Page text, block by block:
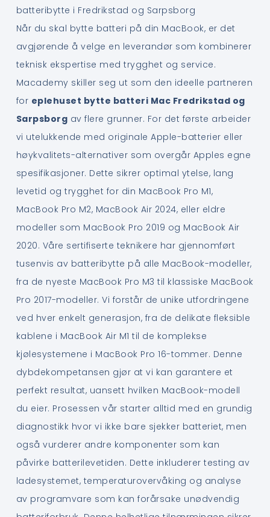
batteribytte i Fredrikstad og Sarpsborg
Når du skal bytte batteri på din MacBook, er det
avgjørende å velge en leverandør som kombinerer
teknisk ekspertise med trygghet og service.
Macademy skiller seg ut som den ideelle partneren
for eplehuset bytte batteri Mac Fredrikstad og
Sarpsborg av flere grunner. For det første arbeider
vi utelukkende med originale Apple-batterier eller
høykvalitets-alternativer som overgår Apples egne
spesifikasjoner. Dette sikrer optimal ytelse, lang
levetid og trygghet for din MacBook Pro M1,
MacBook Pro M2, MacBook Air 2024, eller eldre
modeller som MacBook Pro 2019 og MacBook Air
2020. Våre sertifiserte teknikere har gjennomført
tusenvis av batteribytte på alle MacBook-modeller,
fra de nyeste MacBook Pro M3 til klassiske MacBook
Pro 2017-modeller. Vi forstår de unike utfordringene
ved hver enkelt generasjon, fra de delikate fleksible
kablene i MacBook Air M1 til de komplekse
kjølesystemene i MacBook Pro 16-tommer. Denne
dybdekompetansen gjør at vi kan garantere et
perfekt resultat, uansett hvilken MacBook-modell
du eier. Prosessen vår starter alltid med en grundig
diagnostikk hvor vi ikke bare sjekker batteriet, men
også vurderer andre komponenter som kan
påvirke batterilevetiden. Dette inkluderer testing av
ladesystemet, temperaturovervåking og analyse
av programvare som kan forårsake unødvendig